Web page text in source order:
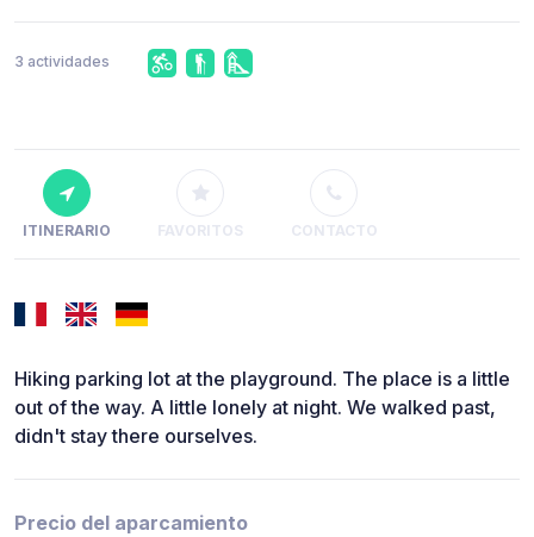
3 actividades
ITINERARIO FAVORITOS CONTACTO
Hiking parking lot at the playground. The place is a little
out of the way. A little lonely at night. We walked past,
didn't stay there ourselves.
Precio del aparcamiento